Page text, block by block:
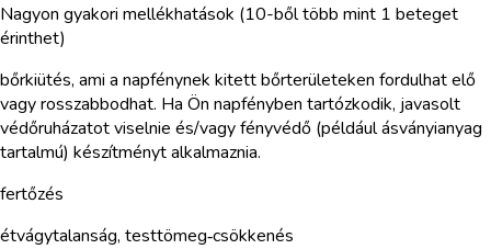
Nagyon gyakori mellékhatások (10-ből több mint 1 beteget
érinthet)
bőrkiütés, ami a napfénynek kitett bőrterületeken fordulhat elő
vagy rosszabbodhat. Ha Ön napfényben tartózkodik, javasolt
védőruházatot viselnie és/vagy fényvédő (például ásványianyag
tartalmú) készítményt alkalmaznia.
fertőzés
étvágytalanság, testtömeg‑csökkenés